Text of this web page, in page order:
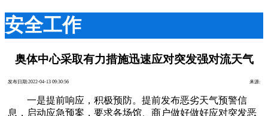
安全工作
奥体中心采取有力措施迅速应对突发强对流天气
发布日期:2022-04-13 09:30:56 来源:
一是提前响应，积极预防。提前发布恶劣天气预警信
息，启动应急预案，要求各场馆、商户做好做好应对突发恶